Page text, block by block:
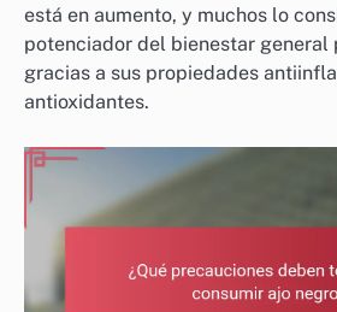
está en aumento, y muchos lo
potenciador del bienestar general
gracias a sus propiedades
antioxidantes.